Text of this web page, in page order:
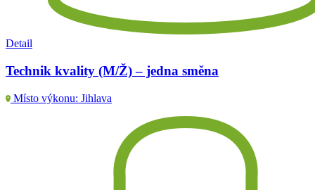
Detail
Technik kvality (M/Ž) – jedna směna
Místo výkonu: Jihlava